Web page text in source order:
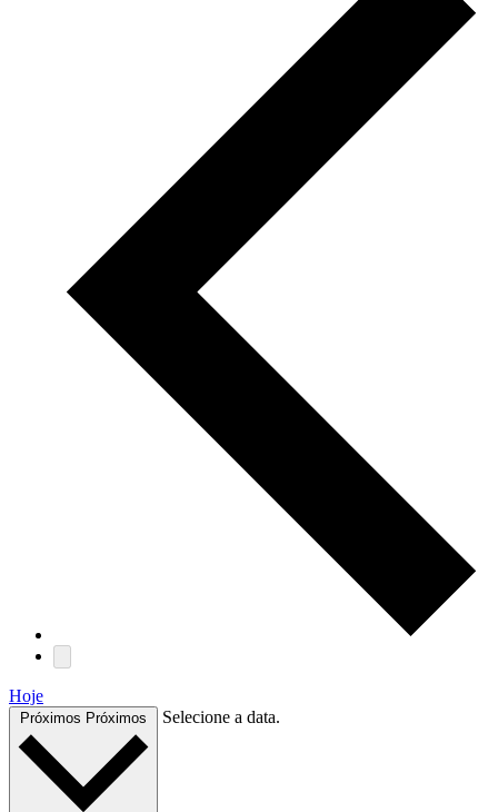
Hoje
Próximos Próximos Selecione a data.